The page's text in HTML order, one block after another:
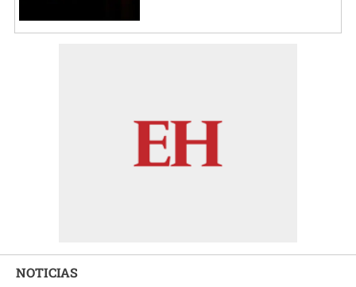
NOTICIAS